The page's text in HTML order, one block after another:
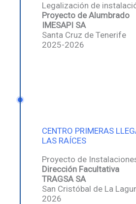
Legalización de
Proyecto de Alumbrado
IMESAPI SA
Santa Cruz de Tenerife
2025-2026
CENTRO PRIMERAS
LAS RAÍCES
Proyecto de
Dirección Facultativa
TRAGSA SA
San Cristóbal de La
2026